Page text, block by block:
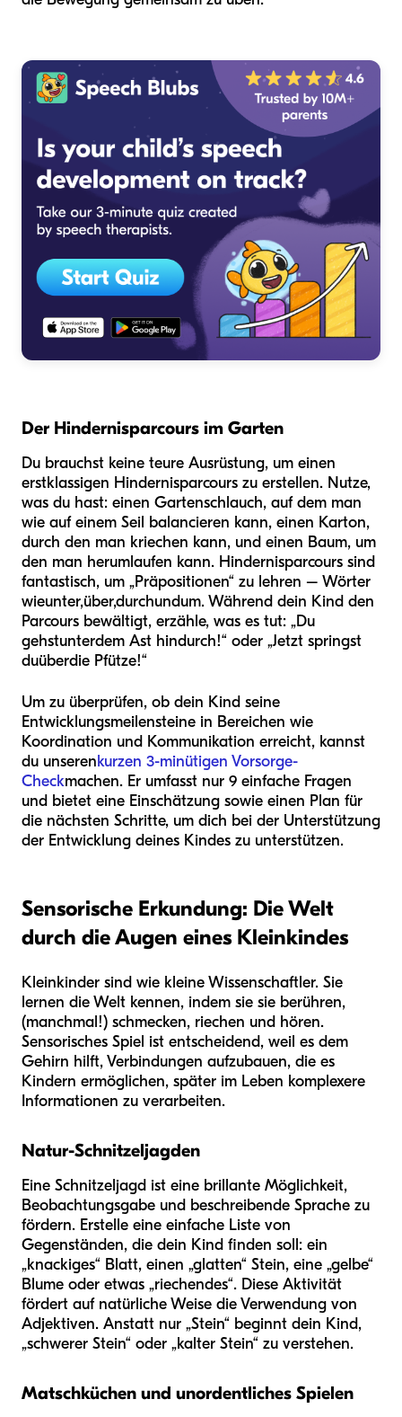
Der Hindernisparcours im Garten
Du brauchst keine teure Ausrüstung, um einen
erstklassigen Hindernisparcours zu erstellen. Nutze,
was du hast: einen Gartenschlauch, auf dem man
wie auf einem Seil balancieren kann, einen Karton,
durch den man kriechen kann, und einen Baum, um
den man herumlaufen kann. Hindernisparcours sind
fantastisch, um „Präpositionen“ zu lehren – Wörter
wieunter,über,durchundum. Während dein Kind den
Parcours bewältigt, erzähle, was es tut: „Du
gehstunterdem Ast hindurch!“ oder „Jetzt springst
duüberdie Pfütze!“
Um zu überprüfen, ob dein Kind seine
Entwicklungsmeilensteine in Bereichen wie
Koordination und Kommunikation erreicht, kannst
du unserenkurzen 3-minütigen Vorsorge-
Checkmachen. Er umfasst nur 9 einfache Fragen
und bietet eine Einschätzung sowie einen Plan für
die nächsten Schritte, um dich bei der Unterstützung
der Entwicklung deines Kindes zu unterstützen.
Sensorische Erkundung: Die Welt
durch die Augen eines Kleinkindes
Kleinkinder sind wie kleine Wissenschaftler. Sie
lernen die Welt kennen, indem sie sie berühren,
(manchmal!) schmecken, riechen und hören.
Sensorisches Spiel ist entscheidend, weil es dem
Gehirn hilft, Verbindungen aufzubauen, die es
Kindern ermöglichen, später im Leben komplexere
Informationen zu verarbeiten.
Natur-Schnitzeljagden
Eine Schnitzeljagd ist eine brillante Möglichkeit,
Beobachtungsgabe und beschreibende Sprache zu
fördern. Erstelle eine einfache Liste von
Gegenständen, die dein Kind finden soll: ein
„knackiges“ Blatt, einen „glatten“ Stein, eine „gelbe“
Blume oder etwas „riechendes“. Diese Aktivität
fördert auf natürliche Weise die Verwendung von
Adjektiven. Anstatt nur „Stein“ beginnt dein Kind,
„schwerer Stein“ oder „kalter Stein“ zu verstehen.
Matschküchen und unordentliches Spielen